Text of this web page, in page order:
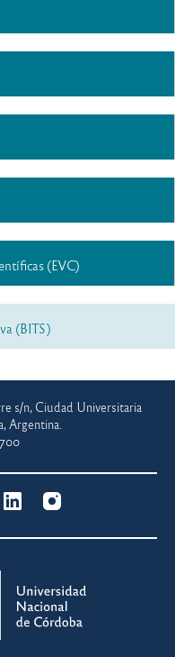
(EVC)
(BITS)
s/n, Ciudad Universitaria
Argentina.